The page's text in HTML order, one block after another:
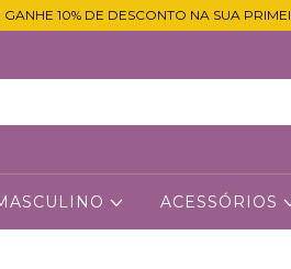
10% DE DESCONTO NA SUA
ACESSÓRIOS